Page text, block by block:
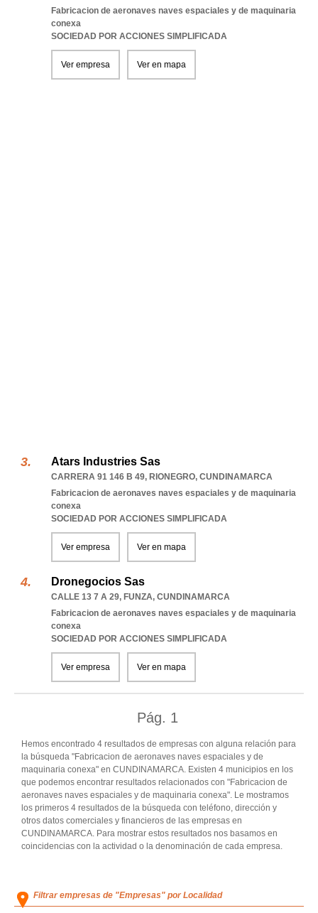
Fabricacion de aeronaves naves espaciales y de maquinaria
conexa
SOCIEDAD POR ACCIONES SIMPLIFICADA
Ver empresa Ver en mapa
Atars Industries Sas
CARRERA 91 146 B 49, RIONEGRO, CUNDINAMARCA
Fabricacion de aeronaves naves espaciales y de maquinaria
conexa
SOCIEDAD POR ACCIONES SIMPLIFICADA
Ver empresa Ver en mapa
Dronegocios Sas
CALLE 13 7 A 29, FUNZA, CUNDINAMARCA
Fabricacion de aeronaves naves espaciales y de maquinaria
conexa
SOCIEDAD POR ACCIONES SIMPLIFICADA
Ver empresa Ver en mapa
Pág. 1
Hemos encontrado 4 resultados de empresas con alguna relación para
la búsqueda "Fabricacion de aeronaves naves espaciales y de
maquinaria conexa" en CUNDINAMARCA. Existen 4 municipios en los
que podemos encontrar resultados relacionados con "Fabricacion de
aeronaves naves espaciales y de maquinaria conexa". Le mostramos
los primeros 4 resultados de la búsqueda con teléfono, dirección y
otros datos comerciales y financieros de las empresas en
CUNDINAMARCA. Para mostrar estos resultados nos basamos en
coincidencias con la actividad o la denominación de cada empresa.
Filtrar empresas de "Empresas" por Localidad